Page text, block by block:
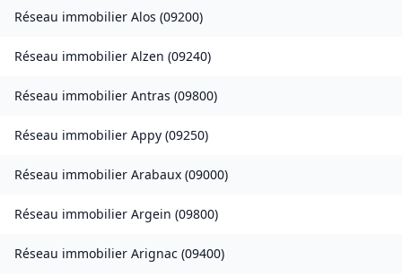
Réseau immobilier Alos (09200)
Réseau immobilier Alzen (09240)
Réseau immobilier Antras (09800)
Réseau immobilier Appy (09250)
Réseau immobilier Arabaux (09000)
Réseau immobilier Argein (09800)
Réseau immobilier Arignac (09400)